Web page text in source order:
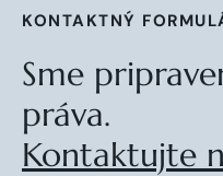
KONTAKTNÝ
Sme
práva.
Kontaktujte